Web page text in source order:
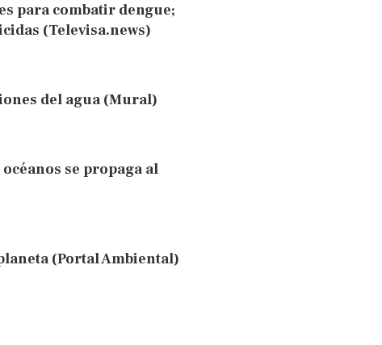
para combatir dengue;
(Televisa.news)
del agua (Mural)
se propaga al
(Portal Ambiental)